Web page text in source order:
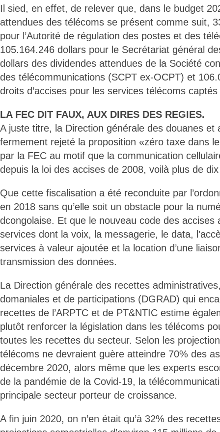
Il sied, en effet, de relever que, dans le budget
attendues des télécoms se présent comme suit,
pour l’Autorité de régulation des postes et des
105.164.246 dollars pour le Secrétariat général
dollars des dividendes attendues de la Société
des télécommunications (SCPT ex-OCPT) et
droits d’accises pour les services télécoms
LA FEC DIT FAUX, AUX DIRES DES REGIES.
A juste titre, la Direction générale des douanes et
fermement rejeté la proposition «zéro taxe dans
par la FEC au motif que la communication
depuis la loi des accises de 2008, voilà plus de
Que cette fiscalisation a été reconduite par
en 2018 sans qu’elle soit un obstacle pour la
dcongolaise. Et que le nouveau code des accises
services dont la voix, la messagerie, le data,
services à valeur ajoutée et la location d’une
transmission des données.
La Direction générale des recettes
domaniales et de participations (DGRAD) qui
recettes de l’ARPTC et de PT&NTIC estime
plutôt renforcer la législation dans les télécoms
toutes les recettes du secteur. Selon les
télécoms ne devraient guère atteindre 70% des
décembre 2020, alors même que les experts
de la pandémie de la Covid-19, la
principale secteur porteur de croissance.
A fin juin 2020, on n’en était qu’à 32% des